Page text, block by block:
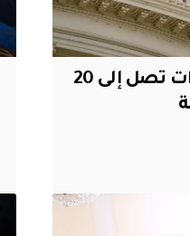
أميركا تقر سندات تأشيرات تصل إلى 20